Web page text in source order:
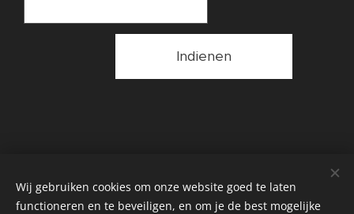
Indienen
Wij gebruiken cookies om onze website goed te laten
functioneren en te beveiligen, en om je de best mogelijke